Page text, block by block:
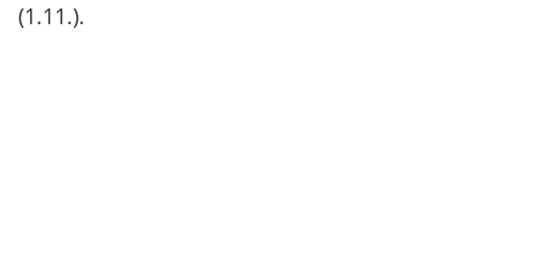
(1.11.).